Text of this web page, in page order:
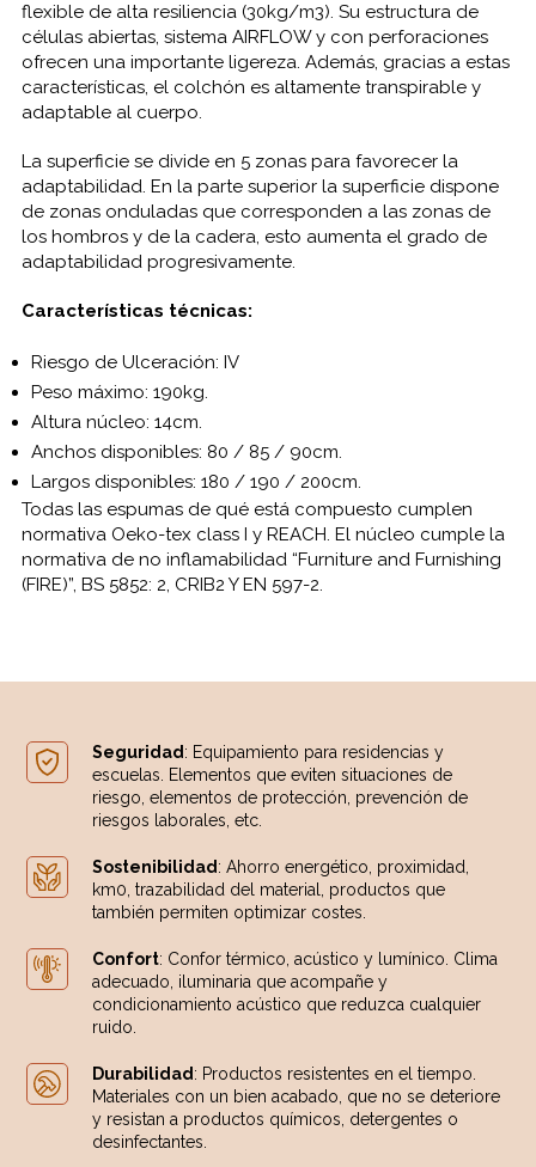
flexible de alta resiliencia (30kg/m3). Su estructura de
células abiertas, sistema AIRFLOW y con perforaciones
ofrecen una importante ligereza. Además, gracias a estas
características, el colchón es altamente transpirable y
adaptable al cuerpo.
La superficie se divide en 5 zonas para favorecer la
adaptabilidad. En la parte superior la superficie dispone
de zonas onduladas que corresponden a las zonas de
los hombros y de la cadera, esto aumenta el grado de
adaptabilidad progresivamente.
Características técnicas:
Riesgo de Ulceración: IV
Peso máximo: 190kg.
Altura núcleo: 14cm.
Anchos disponibles: 80 / 85 / 90cm.
Largos disponibles: 180 / 190 / 200cm.
Todas las espumas de qué está compuesto cumplen
normativa Oeko-tex class I y REACH. El núcleo cumple la
normativa de no inflamabilidad “Furniture and Furnishing
(FIRE)”, BS 5852: 2, CRIB2 Y EN 597-2.
Seguridad : Equipamiento para residencias y
escuelas. Elementos que eviten situaciones de
riesgo, elementos de protección, prevención de
riesgos laborales, etc.
Sostenibilidad : Ahorro energético, proximidad,
km0, trazabilidad del material, productos que
también permiten optimizar costes.
Confort: Confor térmico, acústico y lumínico. Clima
adecuado, iluminaria que acompañe y
condicionamiento acústico que reduzca cualquier
ruido.
Durabilidad : Productos resistentes en el tiempo.
Materiales con un bien acabado, que no se deteriore
y resistan a productos químicos, detergentes o
desinfectantes.